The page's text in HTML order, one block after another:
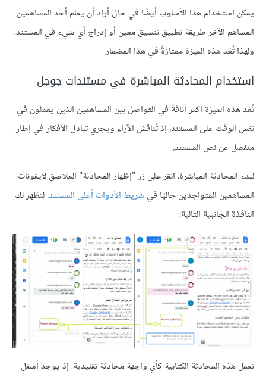
يمكن استخدام هذا الأسلوب أيضًا في حال أراد أن يعلم أحد المساهمين
المساهم الآخر طريقة تطبيق تنسيق معين أو إدراج أي شيء في المستند،
ولهذا تُعَد هذه الميزة ممتازةً في هذا المضمار.
استخدام المحادثة المباشرة في مستندات جوجل
تُعَد هذه الميزة أكثر أناقةً في التواصل بين المساهمين الذين يعملون في
نفس الوقت على المستند، إذ تُناقش الآراء ويجري تبادل الأفكار في إطار
منفصل عن نص المستند.
لبدء المحادثة المباشرة، انقر على زر "إظهار المحادثة" الملاصق لأيقونات
المساهمين المتواجدين حاليًا في شريط الأدوات أعلى المستند. لتظهر لك
النافذة الجانبية التالية:
تعمل هذه المحادثة الكتابية كأي واجهة محادثة تقليدية، إذ يوجد أسفل